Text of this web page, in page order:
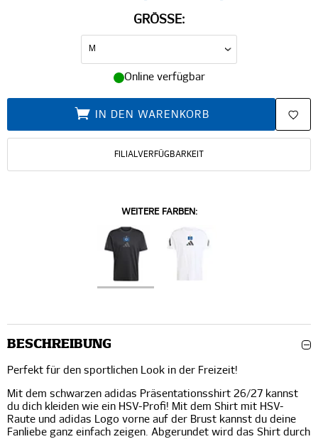
GRÖSSE:
Online verfügbar
IN DEN WARENKORB
FILIALVERFÜGBARKEIT
WEITERE FARBEN:
BESCHREIBUNG
Perfekt für den sportlichen Look in der Freizeit!
Mit dem schwarzen adidas Präsentationsshirt 26/27 kannst
du dich kleiden wie ein HSV-Profi! Mit dem Shirt mit HSV-
Raute und adidas Logo vorne auf der Brust kannst du deine
Fanliebe ganz einfach zeigen. Abgerundet wird das Shirt durch